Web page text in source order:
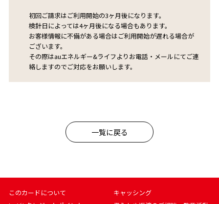
初回ご請求はご利用開始の3ヶ月後になります。
検針日によっては4ヶ月後になる場合もあります。
お客様情報に不備がある場合はご利用開始が遅れる場合が
ございます。
その際はauエネルギー&ライフよりお電話・メールにてご連
絡しますのでご対応をお願いします。
一覧に戻る
このカードについて
キャッシング